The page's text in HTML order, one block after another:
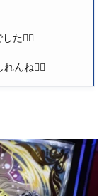
た🙆‍♂️
んね🙆‍♂️